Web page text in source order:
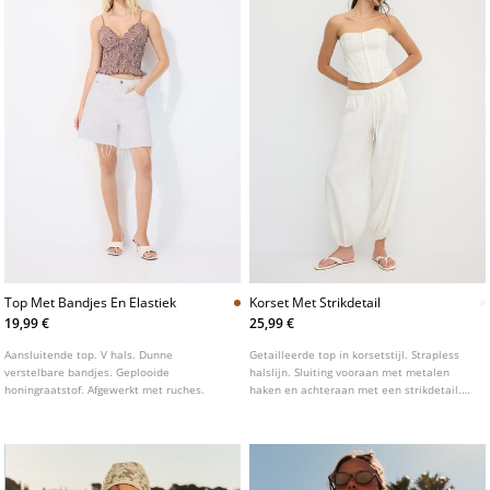
Top Met Bandjes En Elastiek
19,99 €
Aansluitende top. V hals. Dunne
verstelbare bandjes. Geplooide
honingraatstof. Afgewerkt met ruches.
Korset Met Strikdetail
25,99 €
Getailleerde top in korsetstijl. Strapless
halslijn. Sluiting vooraan met metalen
haken en achteraan met een strikdetail.